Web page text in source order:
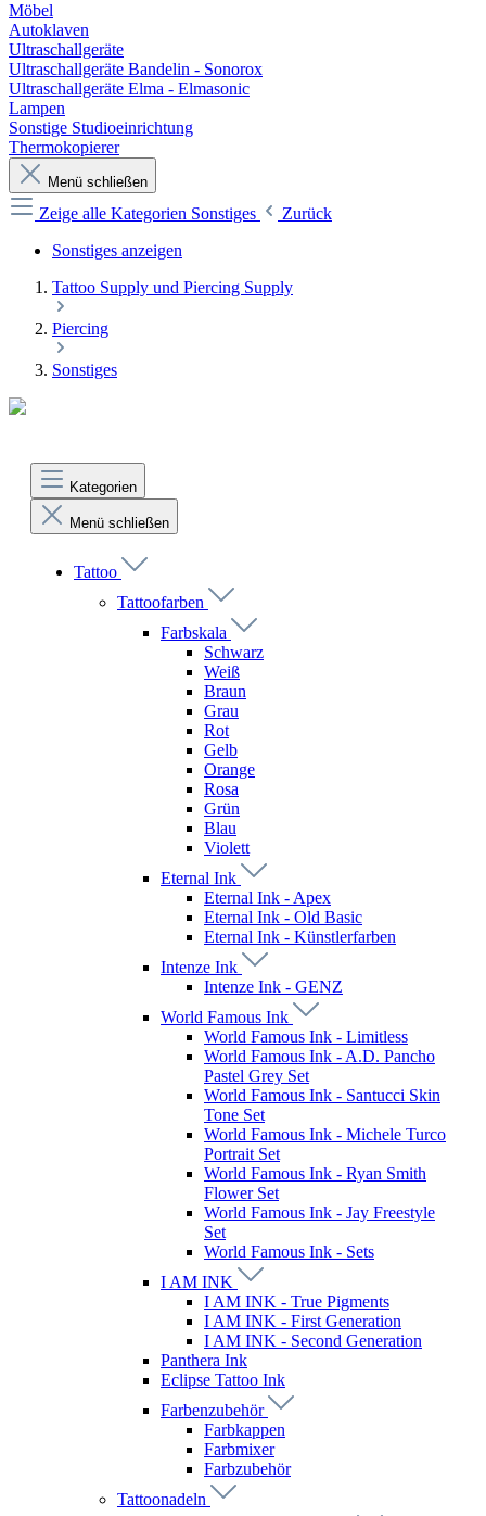
Möbel
Autoklaven
Ultraschallgeräte
Ultraschallgeräte Bandelin - Sonorox
Ultraschallgeräte Elma - Elmasonic
Lampen
Sonstige Studioeinrichtung
Thermokopierer
Menü schließen
Zeige alle Kategorien Sonstiges
Zurück
Sonstiges anzeigen
Tattoo Supply und Piercing Supply
Piercing
Sonstiges
Kategorien
Menü schließen
Tattoo
Tattoofarben
Farbskala
Schwarz
Weiß
Braun
Grau
Rot
Gelb
Orange
Rosa
Grün
Blau
Violett
Eternal Ink
Eternal Ink - Apex
Eternal Ink - Old Basic
Eternal Ink - Künstlerfarben
Intenze Ink
Intenze Ink - GENZ
World Famous Ink
World Famous Ink - Limitless
World Famous Ink - A.D. Pancho
Pastel Grey Set
World Famous Ink - Santucci Skin
Tone Set
World Famous Ink - Michele Turco
Portrait Set
World Famous Ink - Ryan Smith
Flower Set
World Famous Ink - Jay Freestyle
Set
World Famous Ink - Sets
I AM INK
I AM INK - True Pigments
I AM INK - First Generation
I AM INK - Second Generation
Panthera Ink
Eclipse Tattoo Ink
Farbenzubehör
Farbkappen
Farbmixer
Farbzubehör
Tattoonadeln